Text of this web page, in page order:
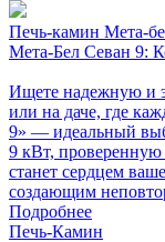
Печь-камин Мета-
Мета-Бел Севан 9:
Ищете надежную и
или на даче, где
9» — идеальный
9 кВт, проверенную
станет сердцем
создающим
Подробнее
Печь-Камин